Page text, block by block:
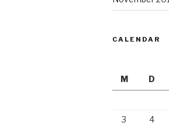
CALENDAR
M
D
3
4